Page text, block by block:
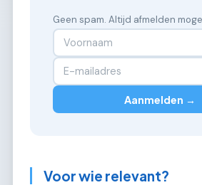
Geen spam. Altijd afmelden
Aanmelden →
Voor wie relevant?